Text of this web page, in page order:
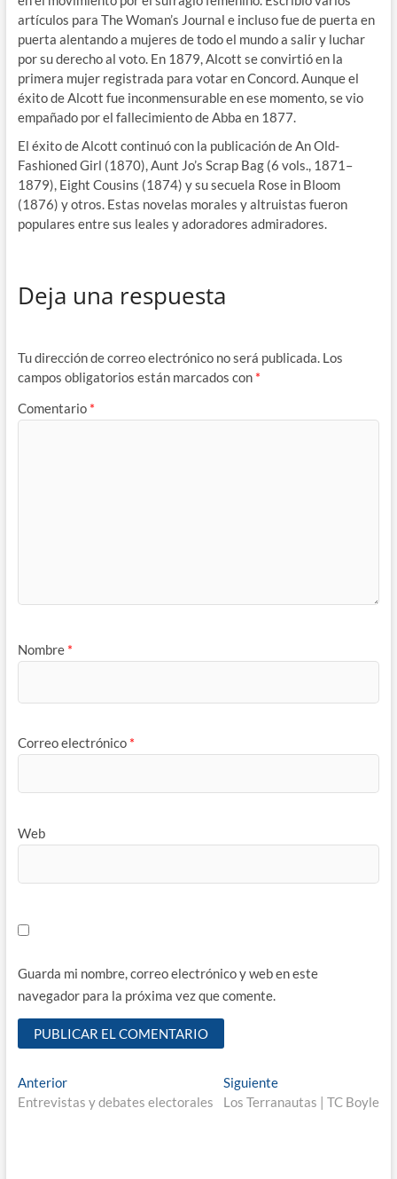
artículos para The Woman’s Journal e incluso fue de puerta en
puerta alentando a mujeres de todo el mundo a salir y luchar
por su derecho al voto. En 1879, Alcott se convirtió en la
primera mujer registrada para votar en Concord. Aunque el
éxito de Alcott fue inconmensurable en ese momento, se vio
empañado por el fallecimiento de Abba en 1877.
El éxito de Alcott continuó con la publicación de An Old-
Fashioned Girl (1870), Aunt Jo’s Scrap Bag (6 vols., 1871–
1879), Eight Cousins ​​(1874) y su secuela Rose in Bloom
(1876) y otros. Estas novelas morales y altruistas fueron
populares entre sus leales y adoradores admiradores.
Deja una respuesta
Tu dirección de correo electrónico no será publicada. Los
campos obligatorios están marcados con *
Comentario *
Nombre *
Correo electrónico *
Web
Guarda mi nombre, correo electrónico y web en este
navegador para la próxima vez que comente.
Navegación
de
AnteriorEntrada
anterior:
Entrevistas y debates electorales
SiguienteEntrada
siguiente:
Los Terranautas | TC Boyle